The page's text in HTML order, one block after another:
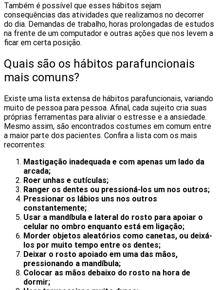
Também é possível que esses hábitos sejam
consequências das atividades que realizamos no decorrer
do dia. Demandas de trabalho, horas prolongadas de estudos
na frente de um computador e outras ações que nos levem a
ficar em certa posição.
Quais são os hábitos parafuncionais
mais comuns?
Existe uma lista extensa de hábitos parafuncionais, variando
muito de pessoa para pessoa. Afinal, cada sujeito cria suas
próprias ferramentas para aliviar o estresse e a ansiedade.
Mesmo assim, são encontrados costumes em comum entre
a maior parte dos pacientes. Confira a lista com os mais
recorrentes:
Mastigação inadequada e com apenas um lado da
arcada;
Roer unhas e cutículas;
Ranger os dentes ou pressioná-los um nos outros;
Pressionar os lábios uns nos outros
constantemente;
Usar a mandíbula e lateral do rosto para apoiar o
celular no ombro enquanto está em ligação;
Morder objetos aleatórios como canetas, ou deixá-
los por muito tempo entre os dentes;
Deixar o rosto apoiado em uma das mãos,
pressionando a mandíbula;
Colocar as mãos debaixo do rosto na hora de
dormir;